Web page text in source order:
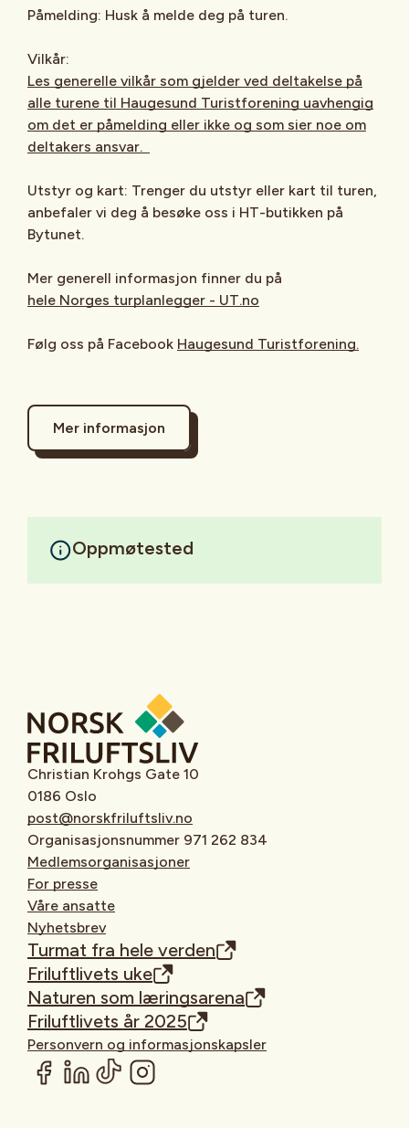
Påmelding: Husk å melde deg på turen.
Vilkår:
Les generelle vilkår som gjelder ved deltakelse på
alle turene til Haugesund Turistforening uavhengig
om det er påmelding eller ikke og som sier noe om
deltakers ansvar.
Utstyr og kart: Trenger du utstyr eller kart til turen,
anbefaler vi deg å besøke oss i HT-butikken på
Bytunet.
Mer generell informasjon finner du på
hele Norges turplanlegger - UT.no
Følg oss på Facebook Haugesund Turistforening.
Mer informasjon
Oppmøtested
Christian Krohgs Gate 10
0186 Oslo
post@norskfriluftsliv.no
Organisasjonsnummer 971 262 834
Medlemsorganisasjoner
For presse
Våre ansatte
Nyhetsbrev
Turmat fra hele verden
Friluftlivets uke
Naturen som læringsarena
Friluftlivets år 2025
Personvern og informasjonskapsler